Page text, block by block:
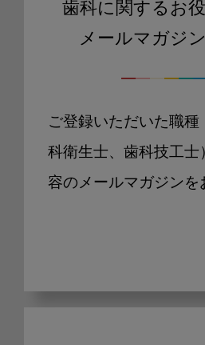
歯科に関するお
メールマガジ
ご登録いただいた職種
科衛生士、歯科技工士
容のメールマガジンを